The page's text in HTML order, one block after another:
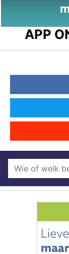
APP